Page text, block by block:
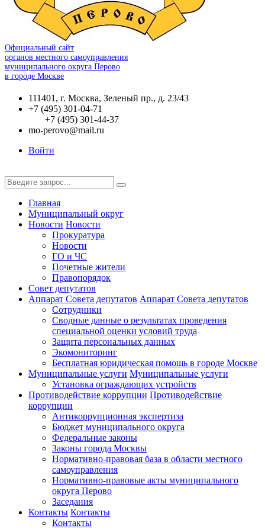
Официальный сайт
органов местного самоуправления
муниципального округа Перово
в городе Москве
111401, г. Москва, Зеленый пр., д. 23/43
+7 (495) 301-04-71
+7 (495) 301-44-37
mo-perovo@mail.ru
Войти
Главная
Муниципальный округ
Новости Новости
Прокуратура
Новости
ГО и ЧС
Почетные жители
Правопорядок
Совет депутатов
Аппарат Совета депутатов Аппарат Совета депутатов
Сотрудники
Сводные данные о результатах проведения
специальной оценки условий труда
Защита персональных данных
Экомониторинг
Бесплатная юридическая помощь в городе Москве
Муниципальные услуги Муниципальные услуги
Установка ограждающих устройств
Противодействие коррупции Противодействие
коррупции
Антикоррупционная экспертиза
Бюджет муниципального округа
Федеральные законы
Законы города Москвы
Нормативно-правовая база в области местного
самоуправления
Нормативно-правовые акты муниципального
округа Перово
Заседания
Контакты Контакты
Контакты